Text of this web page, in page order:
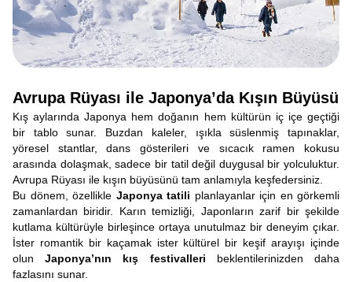
Avrupa Rüyası ile Japonya’da Kışın Büyüsü
Kış aylarında Japonya hem doğanın hem kültürün iç içe geçtiği
bir tablo sunar. Buzdan kaleler, ışıkla süslenmiş tapınaklar,
yöresel stantlar, dans gösterileri ve sıcacık ramen kokusu
arasında dolaşmak, sadece bir tatil değil duygusal bir yolculuktur.
Avrupa Rüyası ile kışın büyüsünü tam anlamıyla keşfedersiniz.
Bu dönem, özellikle Japonya tatili planlayanlar için en görkemli
zamanlardan biridir. Karın temizliği, Japonların zarif bir şekilde
kutlama kültürüyle birleşince ortaya unutulmaz bir deneyim çıkar.
İster romantik bir kaçamak ister kültürel bir keşif arayışı içinde
olunJaponya’nın kış festivalleri beklentilerinizden daha
fazlasını sunar.